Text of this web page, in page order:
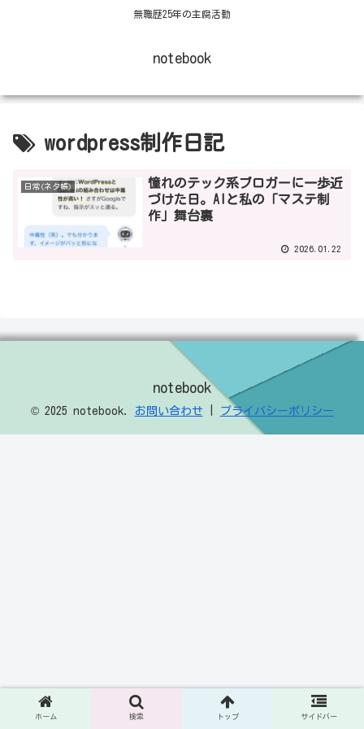
無職歴25年の主腐活動
notebook
wordpress制作日記
日常(ネタ帳)
憧れのテック系ブロガーに一歩近
づけた日。AIと私の「マステ制
作」舞台裏
2026.01.22
notebook
© 2025 notebook. お問い合わせ プライバシーポリシー
ホーム 検索 トップ サイドバー